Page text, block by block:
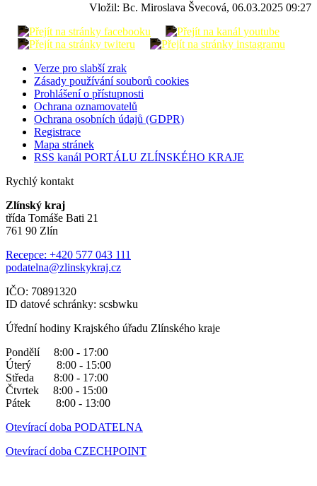
Vložil: Bc. Miroslava Švecová, 06.03.2025 09:27
Verze pro slabší zrak
Zásady používání souborů cookies
Prohlášení o přístupnosti
Ochrana oznamovatelů
Ochrana osobních údajů (GDPR)
Registrace
Mapa stránek
RSS kanál PORTÁLU ZLÍNSKÉHO KRAJE
Rychlý kontakt
Zlínský kraj
třída Tomáše Bati 21
761 90 Zlín
Recepce: +420 577 043 111
podatelna@zlinskykraj.cz
IČO: 70891320
ID datové schránky: scsbwku
Úřední hodiny Krajského úřadu Zlínského kraje
Pondělí 8:00 - 17:00
Úterý 8:00 - 15:00
Středa 8:00 - 17:00
Čtvrtek 8:00 - 15:00
Pátek 8:00 - 13:00
Otevírací doba PODATELNA
Otevírací doba CZECHPOINT